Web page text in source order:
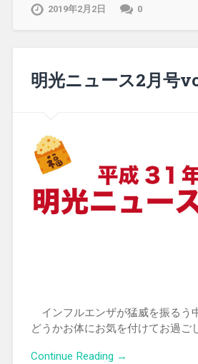
2019年2月2日 0
明光ニュース2月号
インフルエンザが猛威を振るう
どうかお体にお気を付けてお過ご
Continue Reading →